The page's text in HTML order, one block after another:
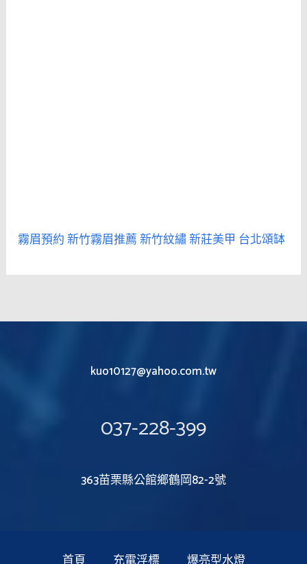
霧眉預約新竹霧眉推薦新竹紋繡新莊美甲 台北頌缽
kuo10127@yahoo.com.tw
037-228-399
363苗栗縣公館鄉鶴岡82-2號